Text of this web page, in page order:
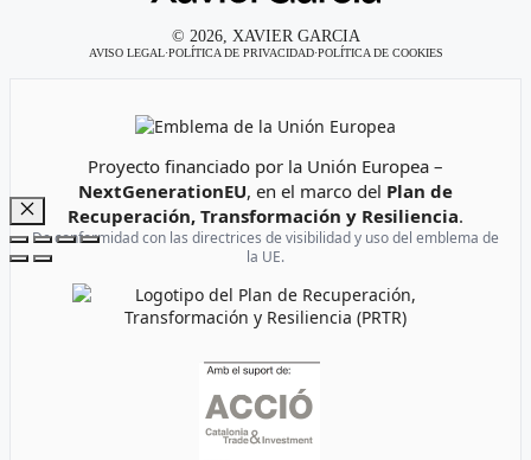
© 2026, XAVIER GARCIA
AVISO LEGAL·POLÍTICA DE PRIVACIDAD·POLÍTICA DE COOKIES
Proyecto financiado por la Unión Europea –
NextGenerationEU, en el marco del Plan de
Recuperación, Transformación y Resiliencia.
De conformidad con las directrices de visibilidad y uso del emblema de
la UE.
Cerrar